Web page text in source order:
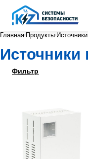
Главная Продукты
Источники
Фильтр